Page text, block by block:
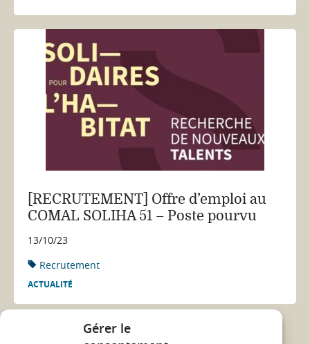
Gérer le
[RECRUTEMENT] Offre d’emploi au
COMAL SOLIHA 51 – Poste pourvu
13/10/23
Recrutement
ACTUALITÉ
Voir toutes les actualités